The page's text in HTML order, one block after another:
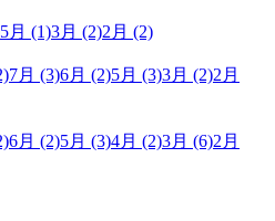
5月 (1)3月 (2)2月 (2)
7月 (3)6月 (2)5月 (3)3月 (2)2月
6月 (2)5月 (3)4月 (2)3月 (6)2月